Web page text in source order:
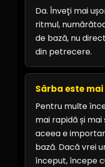
Da. Înveți mai
ritmul,
de bază, nu
din petrecere.
Sârba este
Pentru multe
mai rapidă și
aceea e
bază. Dacă vrei
început, începe